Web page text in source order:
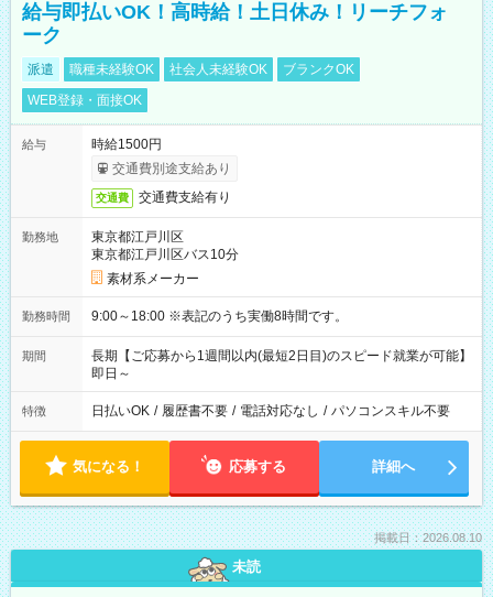
給与即払いOK！高時給！土日休み！リーチフォ
ーク
派遣 職種未経験OK 社会人未経験OK
ブランクOK
WEB登録・面接OK
給与
時給1500円
交通費別途支給あり
交通費 交通費支給有り
勤務地
東京都江戸川区
東京都江戸川区バス10分
素材系メーカー
勤務時間 9:00～18:00 ※表記のうち実働8時間です。
期間
長期【ご応募から1週間以内(最短2日目)のスピード就業が可能】
即日～
特徴 日払いOK / 履歴書不要 / 電話対応なし / パソコンスキル不要
気になる！ 応募する 詳細へ
掲載日：2026.08.10
未読